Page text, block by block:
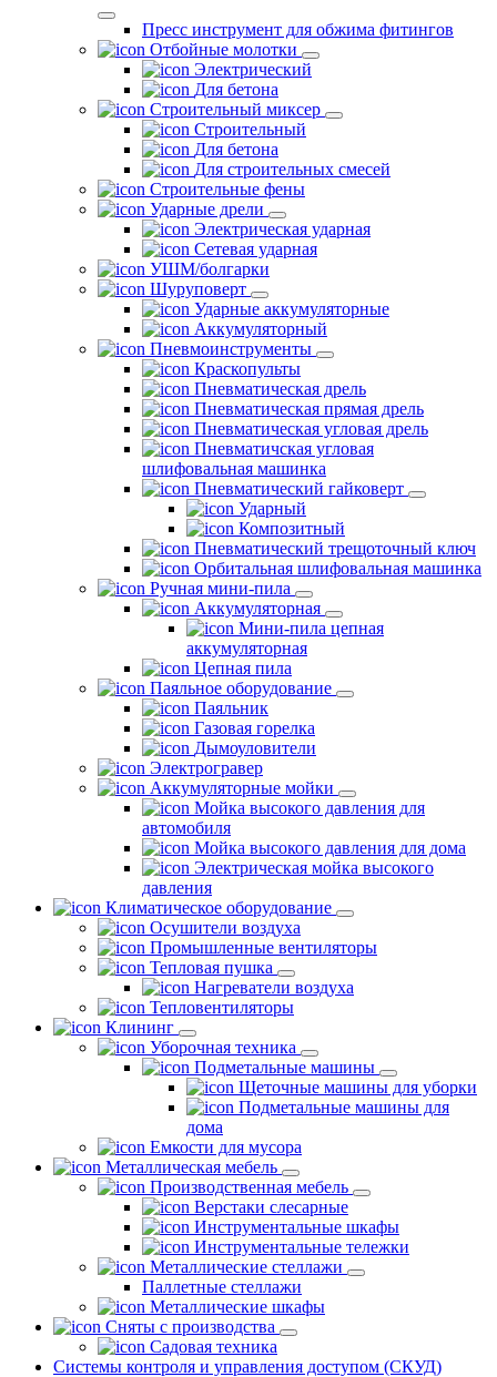
Пресс инструмент для обжима фитингов
Отбойные молотки
Электрический
Для бетона
Строительный миксер
Строительный
Для бетона
Для строительных смесей
Строительные фены
Ударные дрели
Электрическая ударная
Сетевая ударная
УШМ/болгарки
Шуруповерт
Ударные аккумуляторные
Аккумуляторный
Пневмоинструменты
Краскопульты
Пневматическая дрель
Пневматическая прямая дрель
Пневматическая угловая дрель
Пневматичская угловая
шлифовальная машинка
Пневматический гайковерт
Ударный
Композитный
Пневматический трещоточный ключ
Орбитальная шлифовальная машинка
Ручная мини-пила
Аккумуляторная
Мини-пила цепная
аккумуляторная
Цепная пила
Паяльное оборудование
Паяльник
Газовая горелка
Дымоуловители
Электрогравер
Аккумуляторные мойки
Мойка высокого давления для
автомобиля
Мойка высокого давления для дома
Электрическая мойка высокого
давления
Климатическое оборудование
Осушители воздуха
Промышленные вентиляторы
Тепловая пушка
Нагреватели воздуха
Тепловентиляторы
Клининг
Уборочная техника
Подметальные машины
Щеточные машины для уборки
Подметальные машины для
дома
Емкости для мусора
Металлическая мебель
Производственная мебель
Верстаки слесарные
Инструментальные шкафы
Инструментальные тележки
Металлические стеллажи
Паллетные стеллажи
Металлические шкафы
Сняты с производства
Садовая техника
Системы контроля и управления доступом (СКУД)